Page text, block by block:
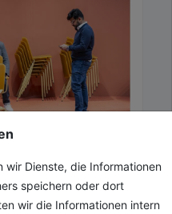
wir Dienste, die Informationen
speichern oder dort
wir die Informationen intern
und des